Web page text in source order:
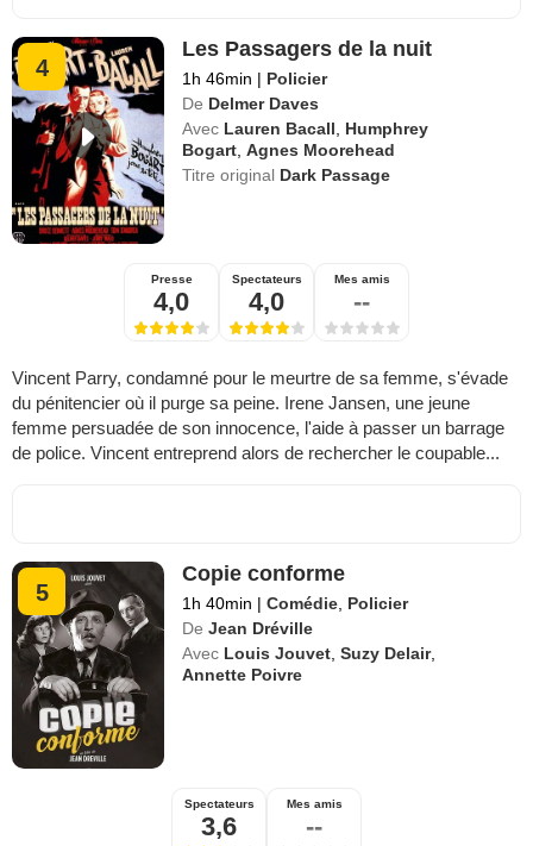
4
Les Passagers de la nuit
1h 46min | Policier
De Delmer Daves
Avec Lauren Bacall
Humphrey
Bogart ,Agnes Moorehead
Titre original Dark Passage
Presse
4,0
Spectateurs
4,0
Mes amis
--
Vincent Parry, condamné pour le meurtre de sa femme, s'évade
du pénitencier où il purge sa peine. Irene Jansen, une jeune
femme persuadée de son innocence, l'aide à passer un barrage
de police. Vincent entreprend alors de rechercher le coupable...
5
Copie conforme
1h 40min | Comédie Policier
De Jean Dréville
Avec Louis Jouvet ,Suzy Delair,
Annette Poivre
Spectateurs
3,6
Mes amis
--